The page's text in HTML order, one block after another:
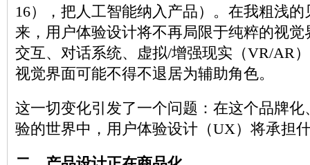
16），把人工智能纳入产品）。在我粗浅
来，用户体验设计将不再局限于纯粹的视
交互、对话系统、虚拟/增强现实（VR/AR
视觉界面可能不得不退居为辅助角色。
这一切变化引发了一个问题：在这个品牌
验的世界中，用户体验设计（UX）将承担